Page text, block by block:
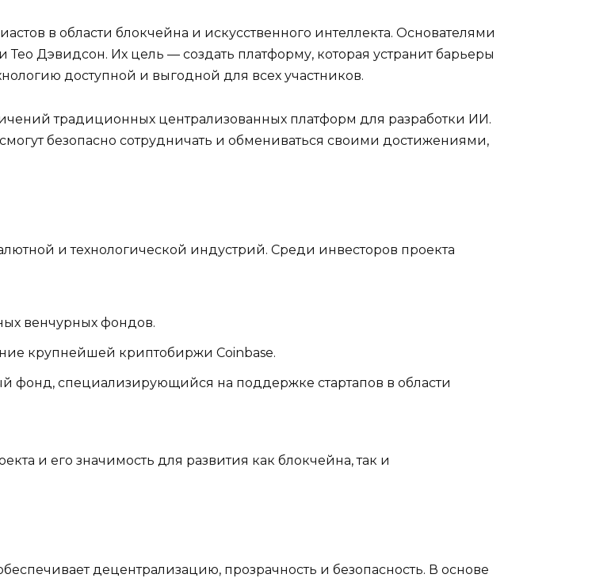
в области блокчейна и искусственного интеллекта. Основателями
Дэвидсон. Их цель — создать платформу, которая устранит барьеры
доступной и выгодной для всех участников.
традиционных централизованных платформ для разработки ИИ.
безопасно сотрудничать и обмениваться своими достижениями,
и технологической индустрий. Среди инвесторов проекта
венчурных фондов.
крупнейшей криптобиржи Coinbase.
фонд, специализирующийся на поддержке стартапов в области
и его значимость для развития как блокчейна, так и
децентрализацию, прозрачность и безопасность. В основе